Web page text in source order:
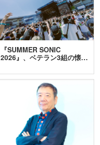
『SUMMER SONIC
2026』、ベテラン3組の懐…